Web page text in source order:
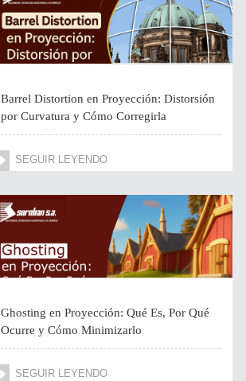
Barrel Distortion en Proyección: Distorsión
por Curvatura y Cómo Corregirla
SEGUIR LEYENDO
Ghosting en Proyección: Qué Es, Por Qué
Ocurre y Cómo Minimizarlo
SEGUIR LEYENDO